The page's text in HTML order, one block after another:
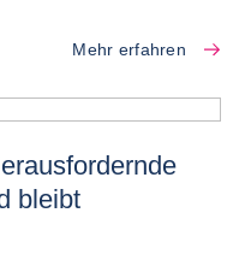
Mehr erfahren
bleibt